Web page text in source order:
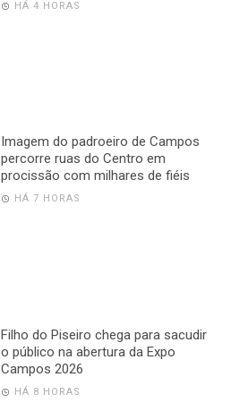
HÁ 4 HORAS
Imagem do padroeiro de Campos
percorre ruas do Centro em
procissão com milhares de fiéis
HÁ 7 HORAS
Filho do Piseiro chega para sacudir
o público na abertura da Expo
Campos 2026
HÁ 8 HORAS